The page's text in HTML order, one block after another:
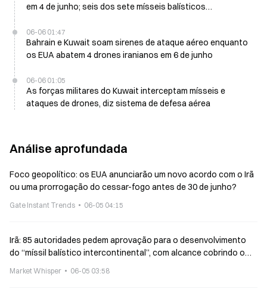
em 4 de junho; seis dos sete mísseis balísticos
06-06 01:47
Bahrain e Kuwait soam sirenes de ataque aéreo enquanto
os EUA abatem 4 drones iranianos em 6 de junho
06-06 01:05
As forças militares do Kuwait interceptam mísseis e
ataques de drones, diz sistema de defesa aérea
Análise aprofundada
Foco geopolítico: os EUA anunciarão um novo acordo com o Irã
ou uma prorrogação do cessar-fogo antes de 30 de junho?
Gate Instant Trends 06-05 04:15
Irã: 85 autoridades pedem aprovação para o desenvolvimento
do “míssil balístico intercontinental”, com alcance cobrindo o
Market Whisper 06-05 03:58